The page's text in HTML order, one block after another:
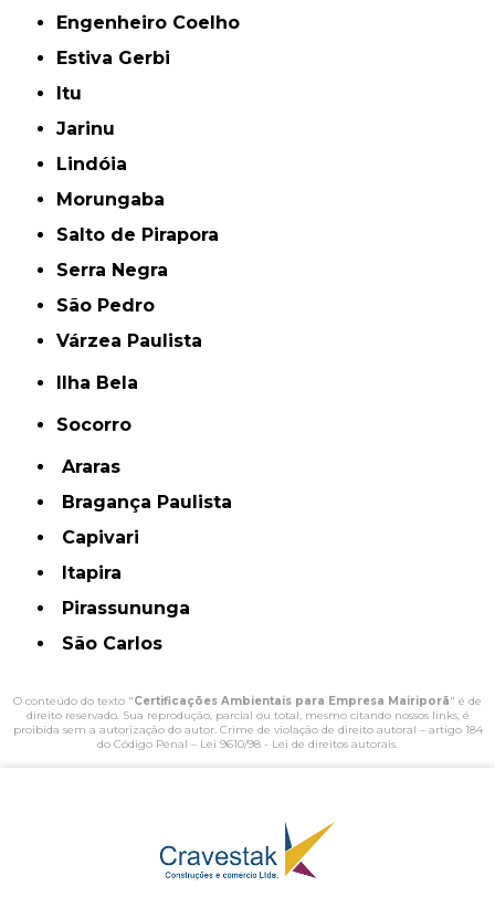
Engenheiro Coelho
Estiva Gerbi
Itu
Jarinu
Lindóia
Morungaba
Salto de Pirapora
Serra Negra
São Pedro
Várzea Paulista
Ilha Bela
Socorro
Araras
Bragança Paulista
Capivari
Itapira
Pirassununga
São Carlos
O conteúdo do texto "Certificações Ambientais para Empresa Mairiporã" é de
direito reservado. Sua reprodução, parcial ou total, mesmo citando nossos links, é
proibida sem a autorização do autor. Crime de violação de direito autoral – artigo 184
do Código Penal – Lei 9610/98 - Lei de direitos autorais.